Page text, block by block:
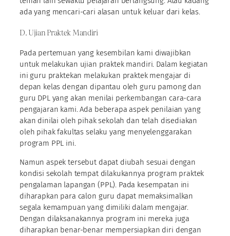
ada yang mencari-cari alasan untuk keluar dari kelas.
D. Ujian Praktek Mandiri
Pada pertemuan yang kesembilan kami diwajibkan
untuk melakukan ujian praktek mandiri. Dalam kegiatan
ini guru praktekan melakukan praktek mengajar di
depan kelas dengan dipantau oleh guru pamong dan
guru DPL yang akan menilai perkembangan cara-cara
pengajaran kami. Ada beberapa aspek penilaian yang
akan dinilai oleh pihak sekolah dan telah disediakan
oleh pihak fakultas selaku yang menyelenggarakan
program PPL ini.
Namun aspek tersebut dapat diubah sesuai dengan
kondisi sekolah tempat dilakukannya program praktek
pengalaman lapangan (PPL). Pada kesempatan ini
diharapkan para calon guru dapat memaksimalkan
segala kemampuan yang dimiliki dalam mengajar.
Dengan dilaksanakannya program ini mereka juga
diharapkan benar-benar mempersiapkan diri dengan